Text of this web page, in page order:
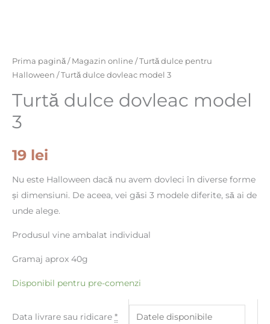
Prima pagină / Magazin online /Turtă dulce pentru
Halloween / Turtă dulce dovleac model 3
Turtă dulce dovleac model
3
19 lei
Nu este Halloween dacă nu avem dovleci în diverse forme
și dimensiuni. De aceea, vei găsi 3 modele diferite, să ai de
unde alege.
Produsul vine ambalat individual
Gramaj aprox 40g
Disponibil pentru pre-comenzi
Data livrare sau ridicare *